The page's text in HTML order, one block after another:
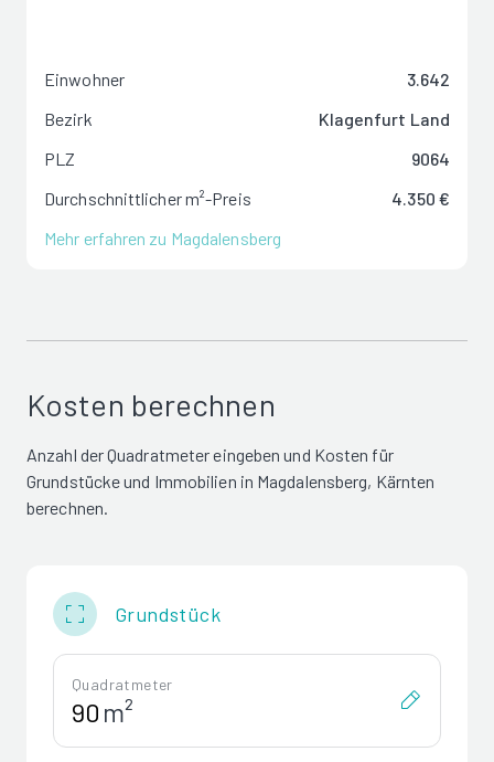
Einwohner
3.642
Bezirk
Klagenfurt Land
PLZ
9064
Durchschnittlicher m²-Preis
4.350 €
Mehr erfahren zu Magdalensberg
Kosten berechnen
Anzahl der Quadratmeter eingeben und Kosten für
Grundstücke und Immobilien in Magdalensberg, Kärnten
berechnen.
Grundstück
Quadratmeter
m²